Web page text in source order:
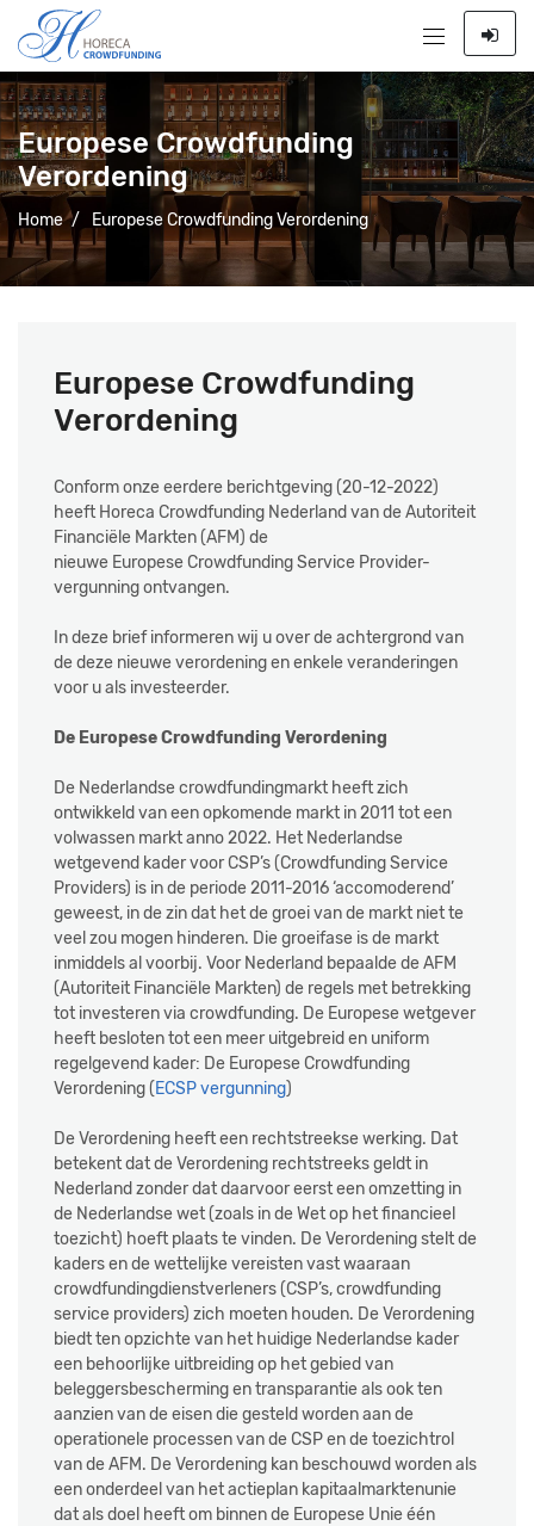
Europese Crowdfunding
Verordening
Home / Europese Crowdfunding Verordening
Europese Crowdfunding
Verordening
Conform onze eerdere berichtgeving (20-12-2022)
heeft Horeca Crowdfunding Nederland van de Autoriteit
Financiële Markten (AFM) de
nieuwe Europese Crowdfunding Service Provider-
vergunning ontvangen.
In deze brief informeren wij u over de achtergrond van
de deze nieuwe verordening en enkele veranderingen
voor u als investeerder.
De Europese Crowdfunding Verordening
De Nederlandse crowdfundingmarkt heeft zich
ontwikkeld van een opkomende markt in 2011 tot een
volwassen markt anno 2022. Het Nederlandse
wetgevend kader voor CSP’s (Crowdfunding Service
Providers) is in de periode 2011-2016 ‘accomoderend’
geweest, in de zin dat het de groei van de markt niet te
veel zou mogen hinderen. Die groeifase is de markt
inmiddels al voorbij. Voor Nederland bepaalde de AFM
(Autoriteit Financiële Markten) de regels met betrekking
tot investeren via crowdfunding. De Europese wetgever
heeft besloten tot een meer uitgebreid en uniform
regelgevend kader: De Europese Crowdfunding
Verordening (ECSP vergunning)
De Verordening heeft een rechtstreekse werking. Dat
betekent dat de Verordening rechtstreeks geldt in
Nederland zonder dat daarvoor eerst een omzetting in
de Nederlandse wet (zoals in de Wet op het financieel
toezicht) hoeft plaats te vinden. De Verordening stelt de
kaders en de wettelijke vereisten vast waaraan
crowdfundingdienstverleners (CSP’s, crowdfunding
service providers) zich moeten houden. De Verordening
biedt ten opzichte van het huidige Nederlandse kader
een behoorlijke uitbreiding op het gebied van
beleggersbescherming en transparantie als ook ten
aanzien van de eisen die gesteld worden aan de
operationele processen van de CSP en de toezichtrol
van de AFM. De Verordening kan beschouwd worden als
een onderdeel van het actieplan kapitaalmarktenunie
dat als doel heeft om binnen de Europese Unie één